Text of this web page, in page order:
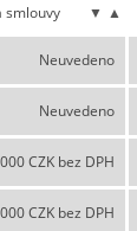
smlouvy ▲
▼
Neuvedeno
Neuvedeno
CZK bez DPH
CZK bez DPH